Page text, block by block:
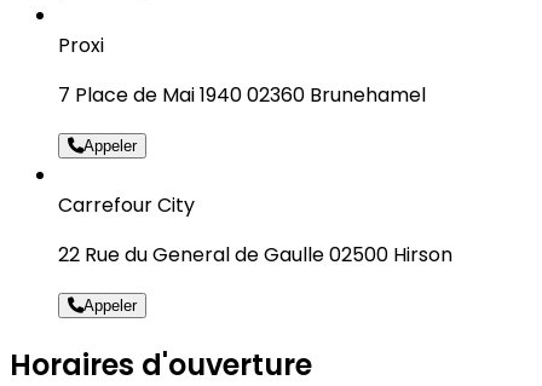
Proxi
7 Place de Mai 1940 02360 Brunehamel
Appeler
Carrefour City
22 Rue du General de Gaulle 02500 Hirson
Appeler
Horaires d'ouverture